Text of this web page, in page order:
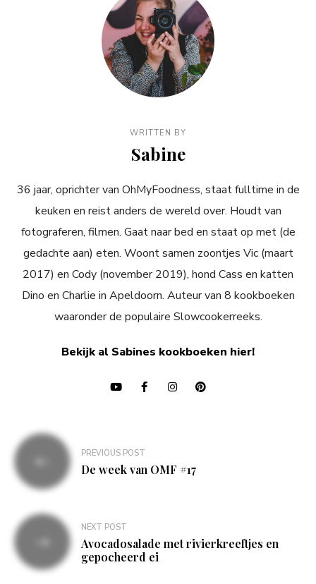
WRITTEN BY
Sabine
36 jaar, oprichter van OhMyFoodness, staat fulltime in de
keuken en reist anders de wereld over. Houdt van
fotograferen, filmen. Gaat naar bed en staat op met (de
gedachte aan) eten. Woont samen zoontjes Vic (maart
2017) en Cody (november 2019), hond Cass en katten
Dino en Charlie in Apeldoorn. Auteur van 8 kookboeken
waaronder de populaire Slowcookerreeks.
Bekijk al Sabines kookboeken hier!
Bericht
navigatie
PREVIOUS POST
De week van OMF #17
NEXT POST
Avocadosalade met rivierkreeftjes en
gepocheerd ei